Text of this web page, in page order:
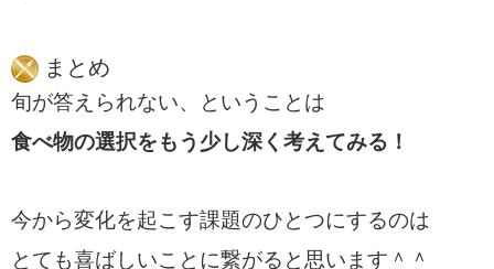
まとめ
旬が答えられない、
ということは
食べ物の選択をもう少し深く 考えてみる！
今から変化を起こす課題のひとつにするのは
とても喜ばしいことに繋がる と思います＾＾